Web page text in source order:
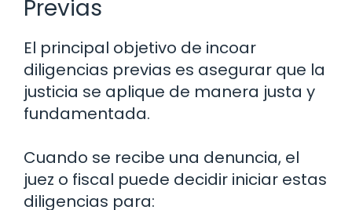
Previas
El principal objetivo de incoar
diligencias previas es asegurar que la
justicia se aplique de manera justa y
fundamentada.
Cuando se recibe una denuncia, el
juez o fiscal puede decidir iniciar estas
diligencias para: